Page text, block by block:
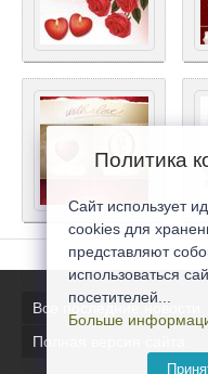
Все последние новости
Полная версия сайта
Политика
Сайт использует
cookies для
представляют
использоваться
посетителей...
Больше